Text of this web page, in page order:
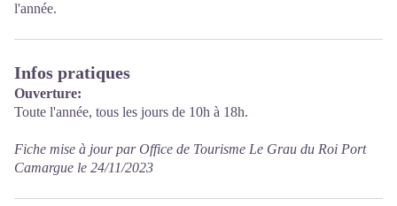
l'année.
Infos pratiques
Ouverture:
Toute l'année, tous les jours de 10h à 18h.
Fiche mise à jour par Office de Tourisme Le Grau du Roi Port
Camargue le 24/11/2023